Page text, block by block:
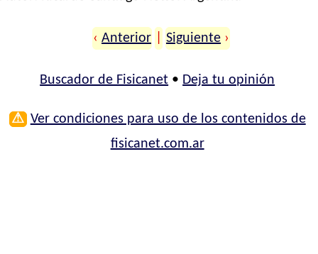
‹ Anterior Siguiente ›
Buscador de Fisicanet • Deja tu opinión
⚠ Ver condiciones para uso de los contenidos de
fisicanet.com.ar